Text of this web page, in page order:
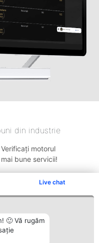
Live chat
🙂 Vă rugăm
din industrie
motorul
bune servicii!